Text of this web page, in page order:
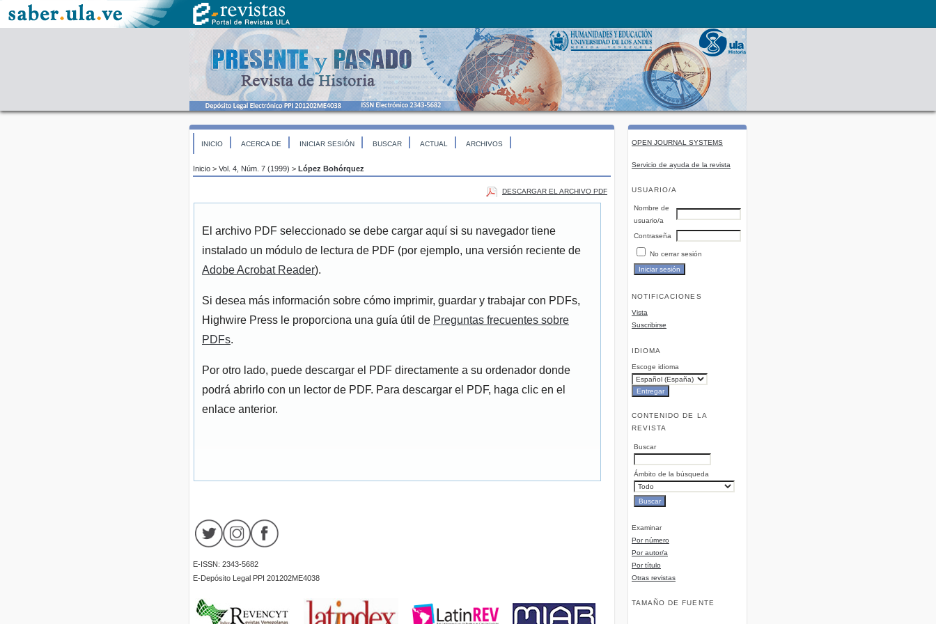
OPEN JOURNAL SYSTEMS
Servicio de ayuda de la revista
USUARIO/A
Nombre de
usuario/a
Contraseña
No cerrar sesión
NOTIFICACIONES
Vista
Suscribirse
IDIOMA
Escoge idioma
CONTENIDO DE LA
REVISTA
Buscar
Ámbito de la búsqueda
Examinar
Por número
Por autor/a
Por título
Otras revistas
TAMAÑO DE FUENTE
INICIO ACERCA DE INICIAR SESIÓN BUSCAR ACTUAL ARCHIVOS
Inicio > Vol. 4, Núm. 7 (1999) > López Bohórquez
DESCARGAR EL ARCHIVO PDF
El archivo PDF seleccionado se debe cargar aquí si su navegador tiene
instalado un módulo de lectura de PDF (por ejemplo, una versión reciente de
Adobe Acrobat Reader).
Si desea más información sobre cómo imprimir, guardar y trabajar con PDFs,
Highwire Press le proporciona una guía útil de Preguntas frecuentes sobre
PDFs.
Por otro lado, puede descargar el PDF directamente a su ordenador donde
podrá abrirlo con un lector de PDF. Para descargar el PDF, haga clic en el
enlace anterior.
E-ISSN: 2343-5682
E-Depósito Legal PPI 201202ME4038